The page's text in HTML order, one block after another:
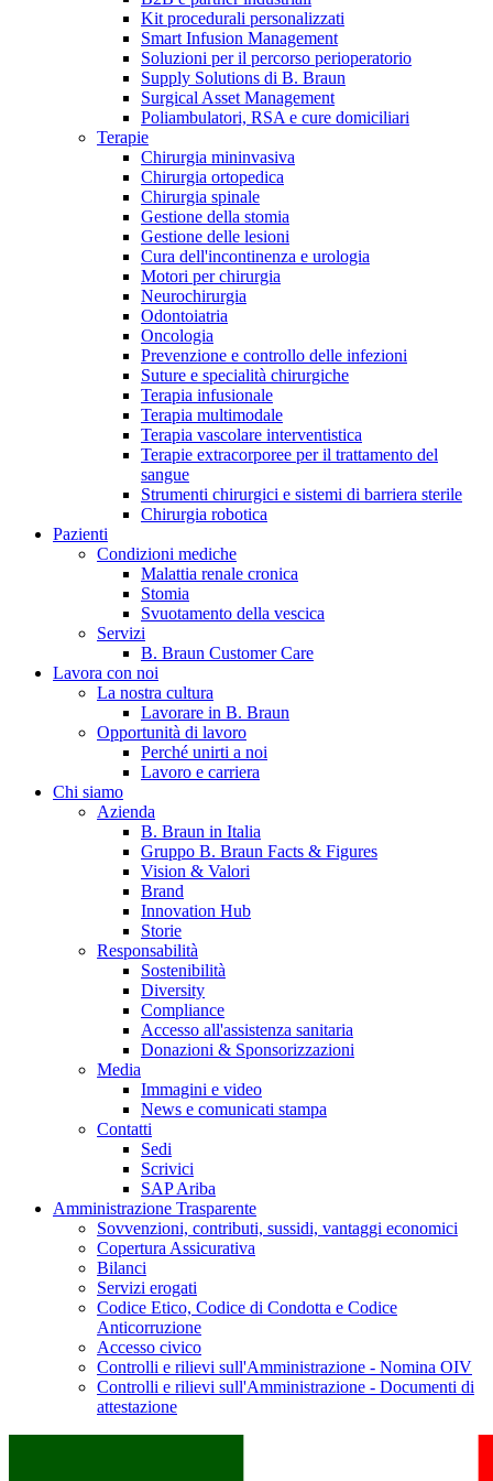
Catalogo prodotti
Trova il prodotto che stai cercando. Visita il catalogo B.
Braun con il nostro portfolio completo.
Hai domande o richieste? Scrivici per entrare subito in
contatto con un nostro referente.
B. Braun in Italia
Scopri chi siamo ed entra nel mondo di B. Braun in Italia: 4
sedi, 4 aziende, più di 700 dipendenti e un Centro di
Eccellenza a livello globale.
Kit procedurali personalizzati
Smart Infusion Management
Soluzioni per il percorso perioperatorio
Supply Solutions di B. Braun
Surgical Asset Management
Poliambulatori, RSA e cure domiciliari
Terapie
Chirurgia mininvasiva
Chirurgia ortopedica
Chirurgia spinale
Gestione della stomia
Gestione delle lesioni
Cura dell'incontinenza e urologia
Motori per chirurgia
Neurochirurgia
Odontoiatria
Oncologia
Prevenzione e controllo delle infezioni
Suture e specialità chirurgiche
Terapia infusionale
Terapia multimodale
Terapia vascolare interventistica
Terapie extracorporee per il trattamento del
sangue
Strumenti chirurgici e sistemi di barriera sterile
Chirurgia robotica
Pazienti
Condizioni mediche
Malattia renale cronica
Stomia
Svuotamento della vescica
Servizi
B. Braun Customer Care
Lavora con noi
La nostra cultura
Lavorare in B. Braun
Opportunità di lavoro
Perché unirti a noi
Lavoro e carriera
Chi siamo
Azienda
B. Braun in Italia
Gruppo B. Braun Facts & Figures
Vision & Valori
Brand
Innovation Hub
Storie
Responsabilità
Sostenibilità
Diversity
Compliance
Accesso all'assistenza sanitaria
Donazioni & Sponsorizzazioni
Media
Immagini e video
News e comunicati stampa
Contatti
Sedi
Scrivici
SAP Ariba
Amministrazione Trasparente
Sovvenzioni, contributi, sussidi, vantaggi economici
Copertura Assicurativa
Bilanci
Servizi erogati
Codice Etico, Codice di Condotta e Codice
Anticorruzione
Accesso civico
Controlli e rilievi sull'Amministrazione - Nomina OIV
Controlli e rilievi sull'Amministrazione - Documenti di
attestazione